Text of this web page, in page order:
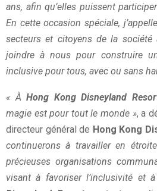
ans, afin qu’elles puissent
En cette occasion spéciale,
secteurs et citoyens de la
joindre à nous pour construire
inclusive pour tous, avec ou sans
« ÀHong Kong Disneyland
magie est pour tout le monde », a
directeur général de Hong Kong
continuerons à travailler en
précieuses organisations
visant à favoriser l’inclusivité et